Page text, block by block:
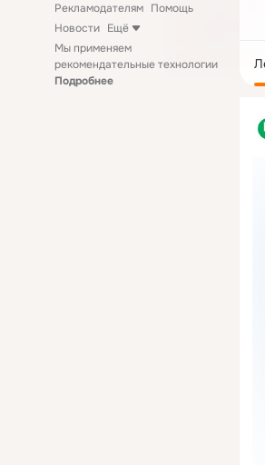
Рекламодателям Помощь
Новости Ещё
Мы применяем
рекомендательные технологии
Подробнее